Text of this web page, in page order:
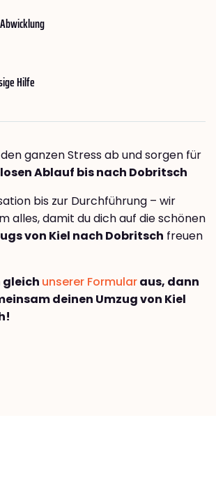
Hilfe
ganzen Stress ab und sorgen für
Ablauf bis nach Dobritsch
bis zur Durchführung – wir
alles, damit du dich auf die schönen
von Kiel nach Dobritsch freuen
gleich unserer Formularaus, dann
deinen Umzug von Kiel